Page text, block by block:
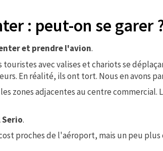
: peut-on se garer
et prendre l'avion.
avec valises et chariots se
En réalité, ils ont tort. Nous en avons
zones adjacentes au centre commercial.
.
proches de l'aéroport, mais un peu plus